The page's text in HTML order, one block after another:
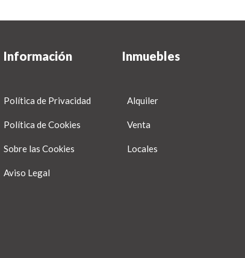
Información
Política de Privacidad
Política de Cookies
Sobre las Cookies
Aviso Legal
Inmuebles
Alquiler
Venta
Locales